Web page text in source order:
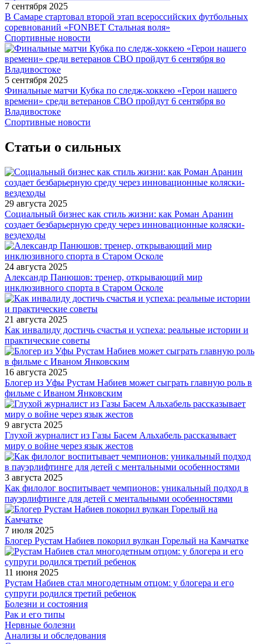
7 сентября 2025
В Самаре стартовал второй этап всероссийских футбольных
соревнований «FONBET Стальная воля»
Спортивные новости
5 сентября 2025
Финальные матчи Кубка по следж-хоккею «Герои нашего
времени» среди ветеранов СВО пройдут 6 сентября во
Владивостоке
Спортивные новости
Статьи о сильных
29 августа 2025
Социальный бизнес как стиль жизни: как Роман Аранин
создает безбарьерную среду через инновационные коляски-
вездеходы
24 августа 2025
Александр Панюшов: тренер, открывающий мир
инклюзивного спорта в Старом Осколе
21 августа 2025
Как инвалиду достичь счастья и успеха: реальные истории и
практические советы
16 августа 2025
Блогер из Уфы Рустам Набиев может сыграть главную роль в
фильме с Иваном Янковским
9 августа 2025
Глухой журналист из Газы Басем Альхабель рассказывает
миру о войне через язык жестов
3 августа 2025
Как филолог воспитывает чемпионов: уникальный подход в
пауэрлифтинге для детей с ментальными особенностями
7 июля 2025
Блогер Рустам Набиев покорил вулкан Горелый на Камчатке
11 июня 2025
Рустам Набиев стал многодетным отцом: у блогера и его
супруги родился третий ребенок
Болезни и состояния
Рак и его типы
Нервные болезни
Анализы и обследования